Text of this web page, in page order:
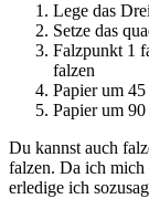
Lege das
Setze das
Falzpunkt 1
falzen
Papier um
Papier um
Du kannst auch
falzen. Da ich mich
erledige ich